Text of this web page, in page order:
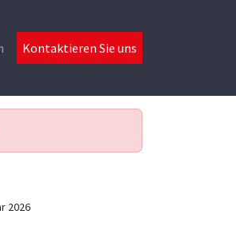
Kontaktieren Sie uns
2026